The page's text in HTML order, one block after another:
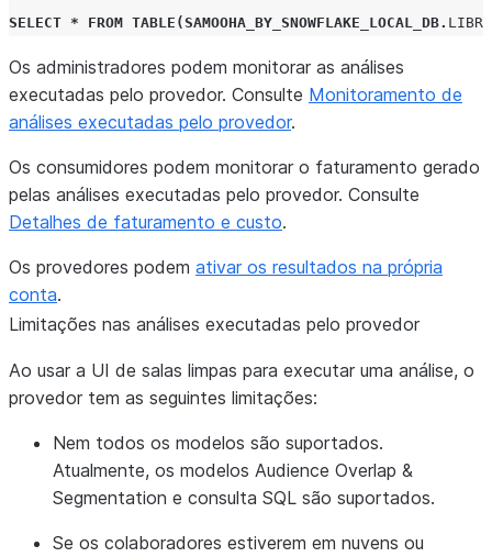
SELECT * FROM TABLE (SAMOOHA_BY_SNOWFLAKE_LOCAL_DB.
Os administradores podem monitorar as análises
executadas pelo provedor. Consulte Monitoramento de
análises executadas pelo provedor.
Os consumidores podem monitorar o faturamento gerado
pelas análises executadas pelo provedor. Consulte
Detalhes de faturamento e custo.
Os provedores podem ativar os resultados na própria
conta.
Limitações nas análises executadas pelo provedor
Ao usar a UI de salas limpas para executar uma análise, o
provedor tem as seguintes limitações:
Nem todos os modelos são suportados.
Atualmente, os modelos Audience Overlap &
Segmentation e consulta SQL são suportados.
Se os colaboradores estiverem em nuvens ou